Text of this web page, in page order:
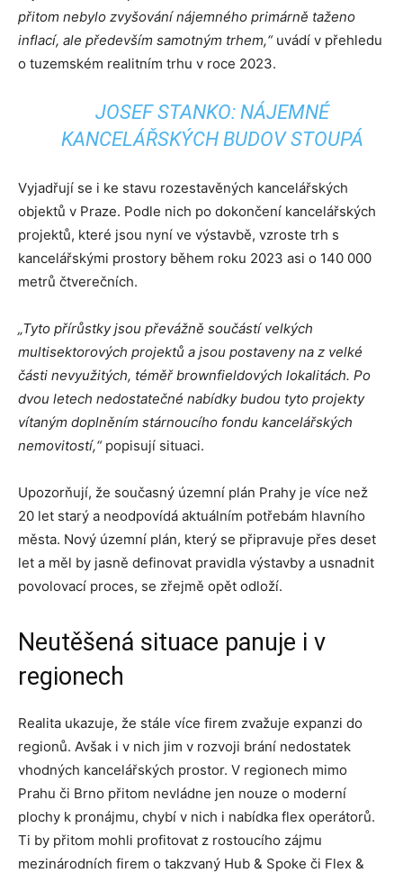
přitom nebylo zvyšování nájemného primárně taženo
inflací, ale především samotným trhem,“ uvádí v přehledu
o tuzemském realitním trhu v roce 2023.
JOSEF STANKO: NÁJEMNÉ
KANCELÁŘSKÝCH BUDOV STOUPÁ
Vyjadřují se i ke stavu rozestavěných kancelářských
objektů v Praze. Podle nich po dokončení kancelářských
projektů, které jsou nyní ve výstavbě, vzroste trh s
kancelářskými prostory během roku 2023 asi o 140 000
metrů čtverečních.
„Tyto přírůstky jsou převážně součástí velkých
multisektorových projektů a jsou postaveny na z velké
části nevyužitých, téměř brownfieldových lokalitách. Po
dvou letech nedostatečné nabídky budou tyto projekty
vítaným doplněním stárnoucího fondu kancelářských
nemovitostí,“popisují situaci.
Upozorňují, že současný územní plán Prahy je více než
20 let starý a neodpovídá aktuálním potřebám hlavního
města. Nový územní plán, který se připravuje přes deset
let a měl by jasně definovat pravidla výstavby a usnadnit
povolovací proces, se zřejmě opět odloží.
Neutěšená situace panuje i v
regionech
Realita ukazuje, že stále více firem zvažuje expanzi do
regionů. Avšak i v nich jim v rozvoji brání nedostatek
vhodných kancelářských prostor. V regionech mimo
Prahu či Brno přitom nevládne jen nouze o moderní
plochy k pronájmu, chybí v nich i nabídka flex operátorů.
Ti by přitom mohli profitovat z rostoucího zájmu
mezinárodních firem o takzvaný Hub & Spoke či Flex &